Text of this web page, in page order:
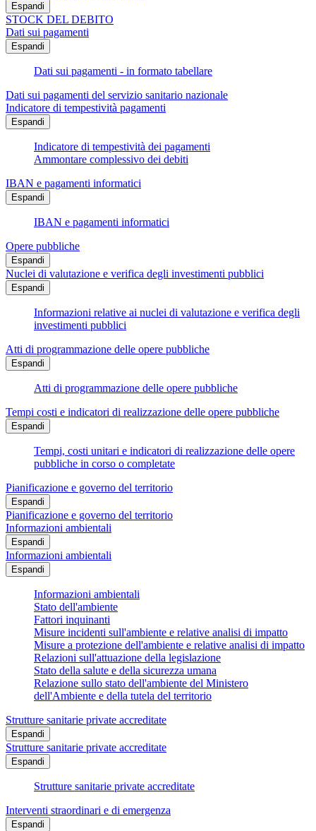
Espandi
STOCK DEL DEBITO
Dati sui pagamenti
Espandi
Dati sui pagamenti - in formato tabellare
Dati sui pagamenti del servizio sanitario nazionale
Indicatore di tempestività pagamenti
Espandi
Indicatore di tempestività dei pagamenti
Ammontare complessivo dei debiti
IBAN e pagamenti informatici
Espandi
IBAN e pagamenti informatici
Opere pubbliche
Espandi
Nuclei di valutazione e verifica degli investimenti pubblici
Espandi
Informazioni relative ai nuclei di valutazione e verifica degli
investimenti pubblici
Atti di programmazione delle opere pubbliche
Espandi
Atti di programmazione delle opere pubbliche
Tempi costi e indicatori di realizzazione delle opere pubbliche
Espandi
Tempi, costi unitari e indicatori di realizzazione delle opere
pubbliche in corso o completate
Pianificazione e governo del territorio
Espandi
Pianificazione e governo del territorio
Informazioni ambientali
Espandi
Informazioni ambientali
Espandi
Informazioni ambientali
Stato dell'ambiente
Fattori inquinanti
Misure incidenti sull'ambiente e relative analisi di impatto
Misure a protezione dell'ambiente e relative analisi di impatto
Relazioni sull'attuazione della legislazione
Stato della salute e della sicurezza umana
Relazione sullo stato dell'ambiente del Ministero
dell'Ambiente e della tutela del territorio
Strutture sanitarie private accreditate
Espandi
Strutture sanitarie private accreditate
Espandi
Strutture sanitarie private accreditate
Interventi straordinari e di emergenza
Espandi